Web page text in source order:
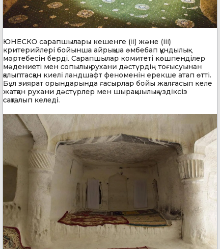
ЮНЕСКО сарапшылары кешенге (ii) және (iii)
критерийлері бойынша айрықша әмбебап құндылық
мәртебесін берді. Сарапшылар комитеті көшпенділер
мәдениеті мен сопылық рухани дәстүрдің тоғысуынан
қалыптасқан киелі ландшафт феноменін ерекше атап өтті.
Бұл зиярат орындарында ғасырлар бойы жалғасып келе
жатқан рухани дәстүрлер мен шырақшылық үздіксіз
сақталып келеді.